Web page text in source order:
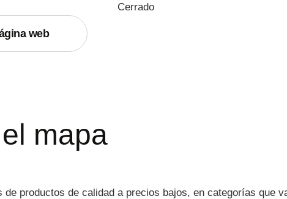
Cerrado
web
mapa
productos de calidad a precios bajos, en categorías que